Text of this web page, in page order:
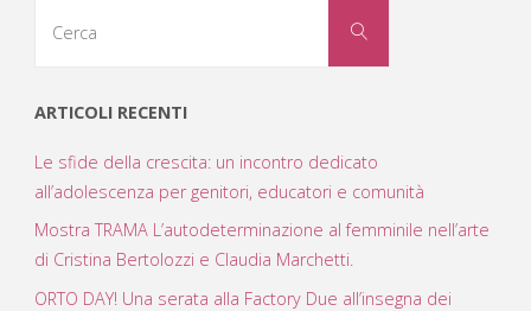
Cerca
ARTICOLI RECENTI
Le sfide della crescita: un incontro dedicato
all’adolescenza per genitori, educatori e comunità
Mostra TRAMA L’autodeterminazione al femminile nell’arte
di Cristina Bertolozzi e Claudia Marchetti.
ORTO DAY! Una serata alla Factory Due all’insegna dei